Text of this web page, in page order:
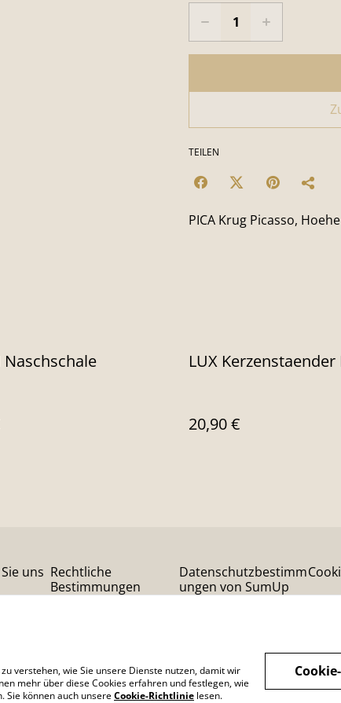
TEILEN
PICA Krug Picasso,
Naschschale LUX Kerzenstaender
20,90 €
uns Rechtliche
Bestimmungen
Datenschutzbestimm
ungen von SumUp
verstehen, wie Sie unsere Dienste nutzen, damit wir
mehr über diese Cookies erfahren und festlegen, wie
Sie können auch unsereCookie-Richtlinie lesen.